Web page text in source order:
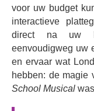
HIGH SCHOOL
Houstonen
Aaron Renfree ,
geluidsontwerp
George Reeve,
supervisie van
voor uw budget
interactieve
direct na uw
eenvoudigweg uw
en ervaar wat
hebben: de magie
School Musical